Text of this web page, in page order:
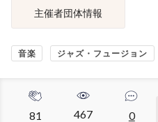
主催者団体情報
音楽 ジャズ・フュージョン
81 467 0